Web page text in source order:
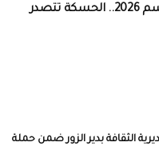
قفزة في إنتاج القمح السوري خلال موسم 2026.. الحسكة تتصدر
مديرية الثقافة بدير الزور ضمن حملة